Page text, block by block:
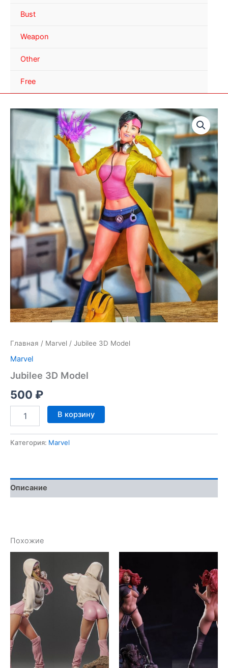
Bust
Weapon
Other
Free
Главная / Marvel / Jubilee 3D Model
Marvel
Jubilee 3D Model
500 ₽
Количество
товара
3D
В корзину
Категория: Marvel
Описание
Похожие